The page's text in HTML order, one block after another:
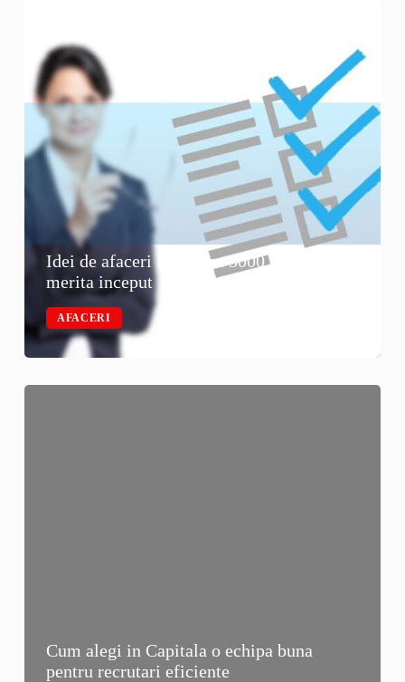
Idei de afaceri la tara cu 5000 de euro: ce
merita inceput
AFACERI
Cum alegi in Capitala o echipa buna
pentru recrutari eficiente